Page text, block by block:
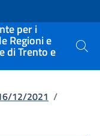
per i
Regioni e
di Trento e Cerca
12/2021 /